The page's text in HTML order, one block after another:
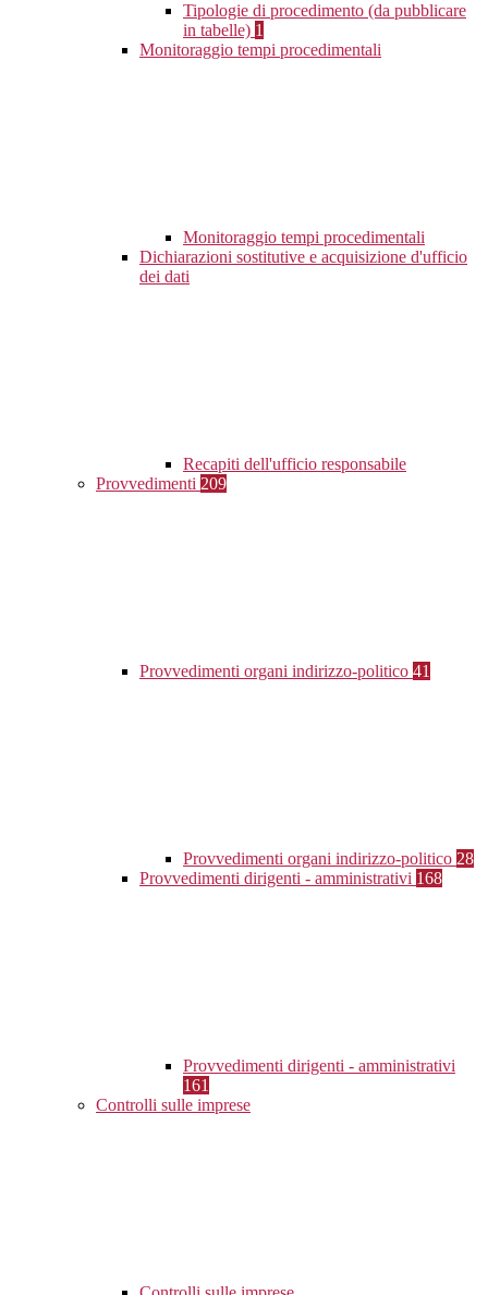
Tipologie di procedimento (da pubblicare
in tabelle) 1
Monitoraggio tempi procedimentali
Monitoraggio tempi procedimentali
Dichiarazioni sostitutive e acquisizione d'ufficio
dei dati
Recapiti dell'ufficio responsabile
Provvedimenti 209
Provvedimenti organi indirizzo-politico 41
Provvedimenti organi indirizzo-politico 28
Provvedimenti dirigenti - amministrativi 168
Provvedimenti dirigenti - amministrativi
161
Controlli sulle imprese